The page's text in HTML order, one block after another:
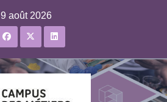
9 août 2026